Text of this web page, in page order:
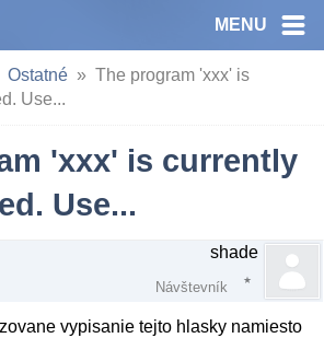
MENU
Ostatné
The program 'xxx' is
Use...
'xxx' is currently
Use...
shade
Návštevník
vypisanie tejto hlasky namiesto